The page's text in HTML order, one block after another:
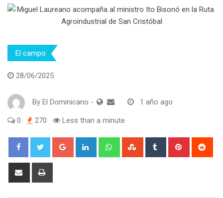
El campo
28/06/2025
By El Dominicano - 1 año ago
0 270 Less than a minute
Google+ LinkedIn WhatsappStumbleUpon
Tumblr Pinterest
Share